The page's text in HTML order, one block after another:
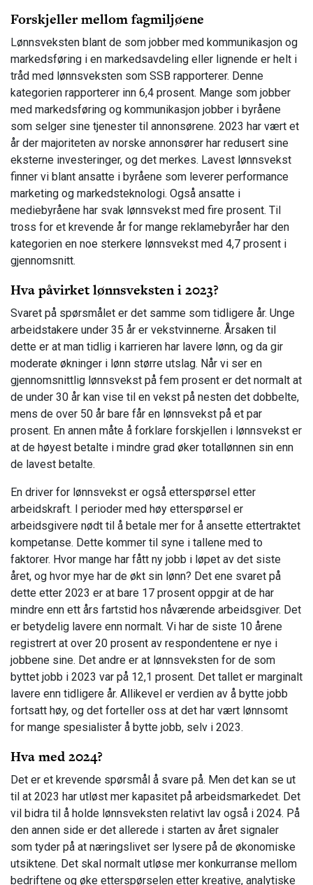
Forskjeller mellom fagmiljøene
Lønnsveksten blant de som jobber med kommunikasjon og
markedsføring i en markedsavdeling eller lignende er helt i
tråd med lønnsveksten som SSB rapporterer. Denne
kategorien rapporterer inn 6,4 prosent. Mange som jobber
med markedsføring og kommunikasjon jobber i byråene
som selger sine tjenester til annonsørene. 2023 har vært et
år der majoriteten av norske annonsører har redusert sine
eksterne investeringer, og det merkes. Lavest lønnsvekst
finner vi blant ansatte i byråene som leverer performance
marketing og markedsteknologi. Også ansatte i
mediebyråene har svak lønnsvekst med fire prosent. Til
tross for et krevende år for mange reklamebyråer har den
kategorien en noe sterkere lønnsvekst med 4,7 prosent i
gjennomsnitt.
Hva påvirket lønnsveksten i 2023?
Svaret på spørsmålet er det samme som tidligere år. Unge
arbeidstakere under 35 år er vekstvinnerne. Årsaken til
dette er at man tidlig i karrieren har lavere lønn, og da gir
moderate økninger i lønn større utslag. Når vi ser en
gjennomsnittlig lønnsvekst på fem prosent er det normalt at
de under 30 år kan vise til en vekst på nesten det dobbelte,
mens de over 50 år bare får en lønnsvekst på et par
prosent. En annen måte å forklare forskjellen i lønnsvekst er
at de høyest betalte i mindre grad øker totallønnen sin enn
de lavest betalte.
En driver for lønnsvekst er også etterspørsel etter
arbeidskraft. I perioder med høy etterspørsel er
arbeidsgivere nødt til å betale mer for å ansette ettertraktet
kompetanse. Dette kommer til syne i tallene med to
faktorer. Hvor mange har fått ny jobb i løpet av det siste
året, og hvor mye har de økt sin lønn? Det ene svaret på
dette etter 2023 er at bare 17 prosent oppgir at de har
mindre enn ett års fartstid hos nåværende arbeidsgiver. Det
er betydelig lavere enn normalt. Vi har de siste 10 årene
registrert at over 20 prosent av respondentene er nye i
jobbene sine. Det andre er at lønnsveksten for de som
byttet jobb i 2023 var på 12,1 prosent. Det tallet er marginalt
lavere enn tidligere år. Allikevel er verdien av å bytte jobb
fortsatt høy, og det forteller oss at det har vært lønnsomt
for mange spesialister å bytte jobb, selv i 2023.
Hva med 2024?
Det er et krevende spørsmål å svare på. Men det kan se ut
til at 2023 har utløst mer kapasitet på arbeidsmarkedet. Det
vil bidra til å holde lønnsveksten relativt lav også i 2024. På
den annen side er det allerede i starten av året signaler
som tyder på at næringslivet ser lysere på de økonomiske
utsiktene. Det skal normalt utløse mer konkurranse mellom
bedriftene og øke etterspørselen etter kreative, analytiske